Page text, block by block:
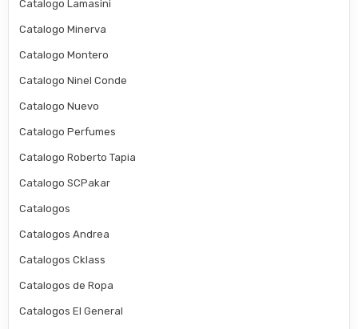
Catalogo Lamasini
Catalogo Minerva
Catalogo Montero
Catalogo Ninel Conde
Catalogo Nuevo
Catalogo Perfumes
Catalogo Roberto Tapia
Catalogo SCPakar
Catalogos
Catalogos Andrea
Catalogos Cklass
Catalogos de Ropa
Catalogos El General